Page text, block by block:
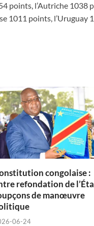
points, l’Autriche
1011 points, l’Uruguay
congolaise :
refondation de
de manœuvre
06-24